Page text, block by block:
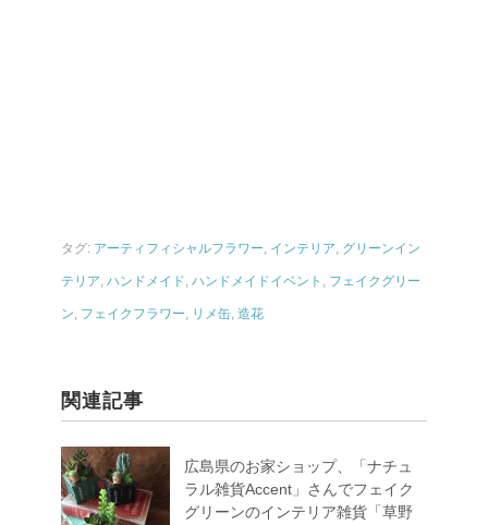
タグ: アーティフィシャルフラワー, インテリア, グリーンイン
テリア, ハンドメイド, ハンドメイドイベント , フェイクグリー
ン, フェイクフラワー, リメ缶, 造花
関連記事
広島県のお家ショップ、「ナチュ
ラル雑貨Accent」さんでフェイク
グリーンのインテリア雑貨「草野